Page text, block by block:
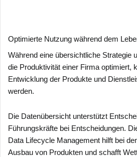
Optimierte Nutzung während dem
Während eine übersichtliche Strategie
die Produktivität einer Firma optimiert,
Entwicklung der Produkte und
werden.
Die Datenübersicht unterstützt
Führungskräfte bei Entscheidungen.
Data Lifecycle Management hilft bei
Ausbau von Produkten und schafft